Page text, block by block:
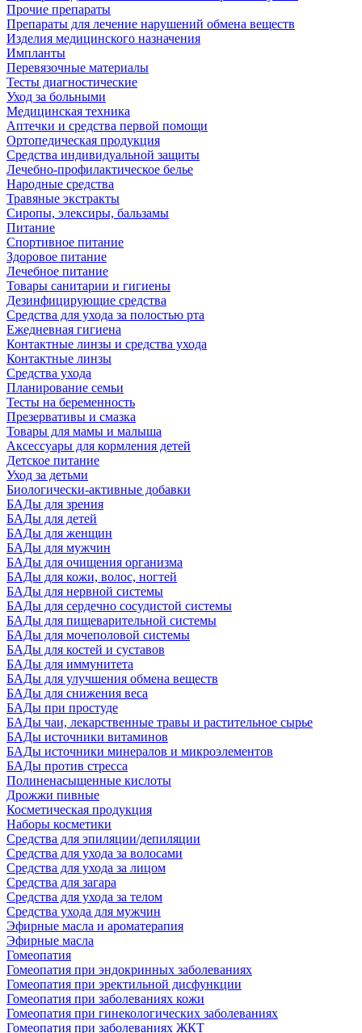
Прочие препараты
Препараты для лечение нарушений обмена веществ
Изделия медицинского назначения
Импланты
Перевязочные материалы
Тесты диагностические
Уход за больными
Медицинская техника
Аптечки и средства первой помощи
Ортопедическая продукция
Средства индивидуальной защиты
Лечебно-профилактическое белье
Народные средства
Травяные экстракты
Сиропы, элексиры, бальзамы
Питание
Спортивное питание
Здоровое питание
Лечебное питание
Товары санитарии и гигиены
Дезинфицирующие средства
Средства для ухода за полостью рта
Ежедневная гигиена
Контактные линзы и средства ухода
Контактные линзы
Средства ухода
Планирование семьи
Тесты на беременность
Презервативы и смазка
Товары для мамы и малыша
Аксессуары для кормления детей
Детское питание
Уход за детьми
Биологически-активные добавки
БАДы для зрения
БАДы для детей
БАДы для женщин
БАДы для мужчин
БАДы для очищения организма
БАДы для кожи, волос, ногтей
БАДы для нервной системы
БАДы для сердечно сосудистой системы
БАДы для пищеварительной системы
БАДы для мочеполовой системы
БАДы для костей и суставов
БАДы для иммунитета
БАДы для улучшения обмена веществ
БАДы для снижения веса
БАДы при простуде
БАДы чаи, лекарственные травы и растительное сырье
БАДы источники витаминов
БАДы источники минералов и микроэлементов
БАДы против стресса
Полиненасыщенные кислоты
Дрожжи пивные
Косметическая продукция
Наборы косметики
Средства для эпиляции/депиляции
Средства для ухода за волосами
Средства для ухода за лицом
Средства для загара
Средства для ухода за телом
Средства ухода для мужчин
Эфирные масла и ароматерапия
Эфирные масла
Гомеопатия
Гомеопатия при эндокринных заболеваниях
Гомеопатия при эректильной дисфункции
Гомеопатия при заболеваниях кожи
Гомеопатия при гинекологических заболеваниях
Гомеопатия при заболеваниях ЖКТ